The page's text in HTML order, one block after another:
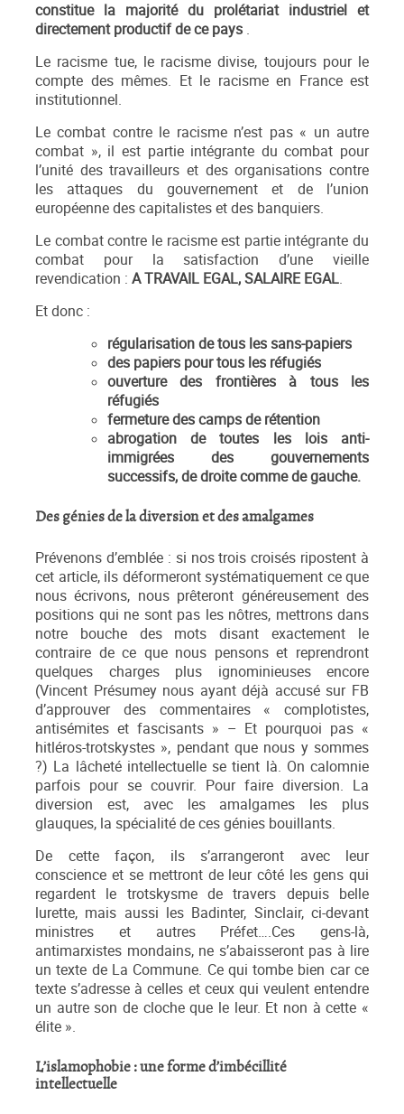
constitue la majorité du prolétariat industriel et
directement productif de ce pays .
Le racisme tue, le racisme divise, toujours pour le
compte des mêmes. Et le racisme en France est
institutionnel.
Le combat contre le racisme n’est pas « un autre
combat », il est partie intégrante du combat pour
l’unité des travailleurs et des organisations contre
les attaques du gouvernement et de l’union
européenne des capitalistes et des banquiers.
Le combat contre le racisme est partie intégrante du
combat pour la satisfaction d’une vieille
revendication : A TRAVAIL EGAL, SALAIRE EGAL.
Et donc :
régularisation de tous les sans-papiers
des papiers pour tous les réfugiés
ouverture des frontières à tous les
réfugiés
fermeture des camps de rétention
abrogation de toutes les lois anti-
immigrées des gouvernements
successifs, de droite comme de gauche.
Des génies de la diversion et des amalgames
Prévenons d’emblée : si nos trois croisés ripostent à
cet article, ils déformeront systématiquement ce que
nous écrivons, nous prêteront généreusement des
positions qui ne sont pas les nôtres, mettrons dans
notre bouche des mots disant exactement le
contraire de ce que nous pensons et reprendront
quelques charges plus ignominieuses encore
(Vincent Présumey nous ayant déjà accusé sur FB
d’approuver des commentaires « complotistes,
antisémites et fascisants » – Et pourquoi pas «
hitléros-trotskystes », pendant que nous y sommes
?) La lâcheté intellectuelle se tient là. On calomnie
parfois pour se couvrir. Pour faire diversion. La
diversion est, avec les amalgames les plus
glauques, la spécialité de ces génies bouillants.
De cette façon, ils s’arrangeront avec leur
conscience et se mettront de leur côté les gens qui
regardent le trotskysme de travers depuis belle
lurette, mais aussi les Badinter, Sinclair, ci-devant
ministres et autres Préfet….Ces gens-là,
antimarxistes mondains, ne s’abaisseront pas à lire
un texte de La Commune. Ce qui tombe bien car ce
texte s’adresse à celles et ceux qui veulent entendre
un autre son de cloche que le leur. Et non à cette «
élite ».
L’islamophobie : une forme d’imbécillité
intellectuelle